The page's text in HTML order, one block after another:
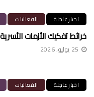
اخبار عاجلة الفعاليات
خرائط تفكيك الأزمات الأسرية
25 يوليو، 2026
اخبار عاجلة الفعاليات